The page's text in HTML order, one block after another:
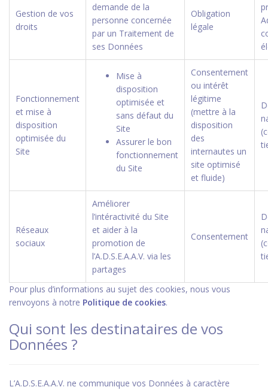
Gestion de vos
droits
demande de la
personne concernée
par un Traitement de
ses Données
Obligation
légale
Fonctionnement
et mise à
disposition
optimisée du
Site
Mise à
disposition
optimisée et
sans défaut du
Site
Assurer le bon
fonctionnement
du Site
Consentement
ou intérêt
légitime
(mettre à la
disposition
des
internautes un
site optimisé
et fluide)
Réseaux
sociaux
Améliorer
l’intéractivité du Site
et aider à la
promotion de
l’A.D.S.E.A.A.V. via les
partages
Consentement
Pour plus d’informations au sujet des cookies, nous vous
renvoyons à notre Politique de cookies.
Qui sont les destinataires de vos
Données ?
L’A.D.S.E.A.A.V. ne communique vos Données à caractère